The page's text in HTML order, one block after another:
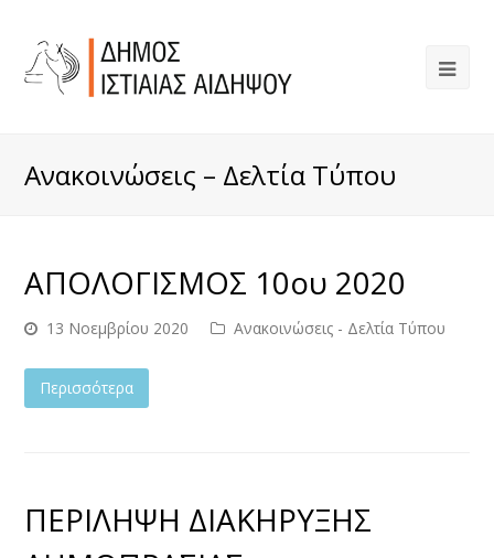
Ανακοινώσεις – Δελτία Τύπου
ΑΠΟΛΟΓΙΣΜΟΣ 10ου 2020
13 Νοεμβρίου 2020 Ανακοινώσεις - Δελτία Τύπου
Περισσότερα
ΠΕΡΙΛΗΨΗ ΔΙΑΚΗΡΥΞΗΣ